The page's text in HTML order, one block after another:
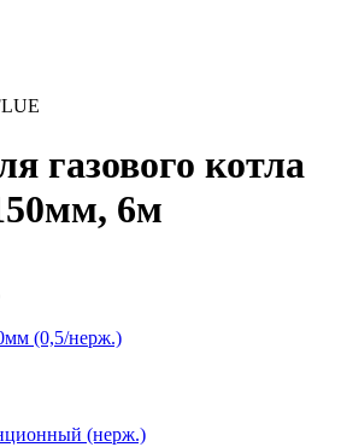
газового котла
6м
(0,5/нерж.)
(нерж.)